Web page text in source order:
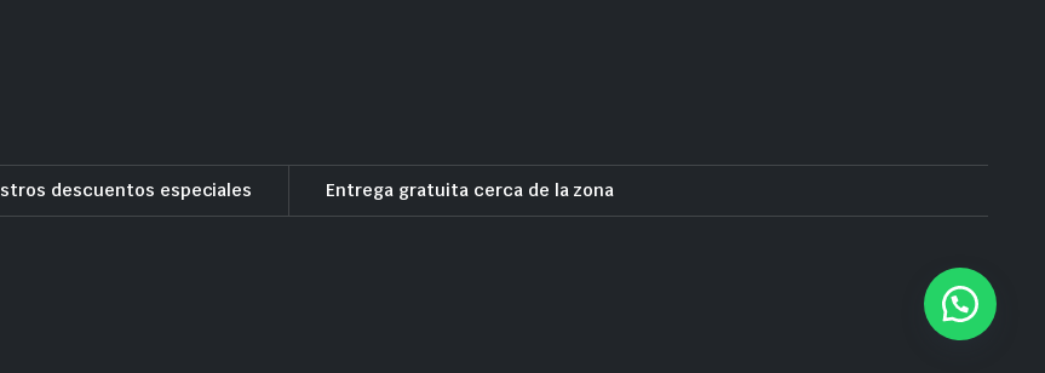
descuentos especiales Entrega gratuita cerca de la zona